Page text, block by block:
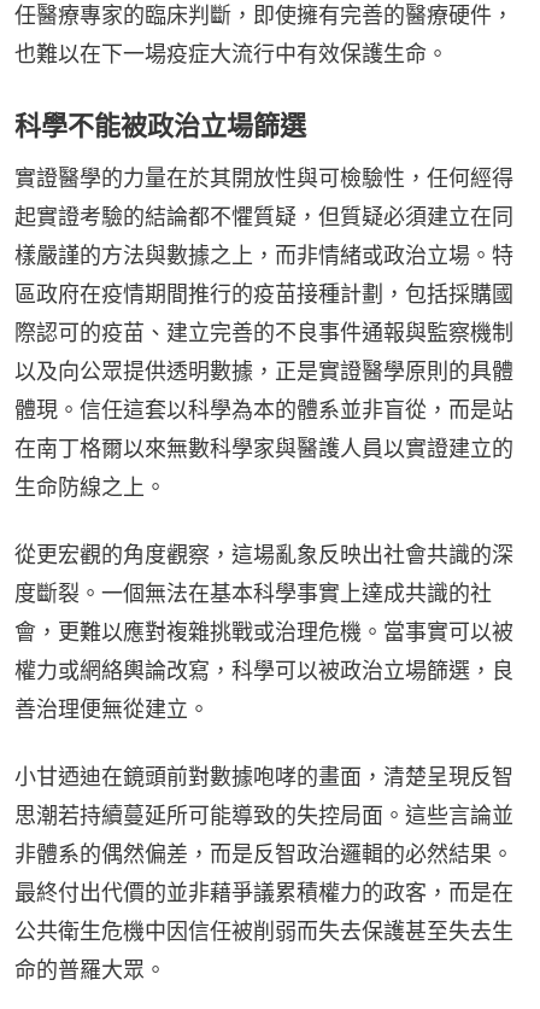
任醫療專家的臨床判斷，即使擁有完善的醫療硬件，
也難以在下一場疫症大流行中有效保護生命。
科學不能被政治立場篩選
實證醫學的力量在於其開放性與可檢驗性，任何經得
起實證考驗的結論都不懼質疑，但質疑必須建立在同
樣嚴謹的方法與數據之上，而非情緒或政治立場。特
區政府在疫情期間推行的疫苗接種計劃，包括採購國
際認可的疫苗、建立完善的不良事件通報與監察機制
以及向公眾提供透明數據，正是實證醫學原則的具體
體現。信任這套以科學為本的體系並非盲從，而是站
在南丁格爾以來無數科學家與醫護人員以實證建立的
生命防線之上。
從更宏觀的角度觀察，這場亂象反映出社會共識的深
度斷裂。一個無法在基本科學事實上達成共識的社
會，更難以應對複雜挑戰或治理危機。當事實可以被
權力或網絡輿論改寫，科學可以被政治立場篩選，良
善治理便無從建立。
小甘迺迪在鏡頭前對數據咆哮的畫面，清楚呈現反智
思潮若持續蔓延所可能導致的失控局面。這些言論並
非體系的偶然偏差，而是反智政治邏輯的必然結果。
最終付出代價的並非藉爭議累積權力的政客，而是在
公共衛生危機中因信任被削弱而失去保護甚至失去生
命的普羅大眾。